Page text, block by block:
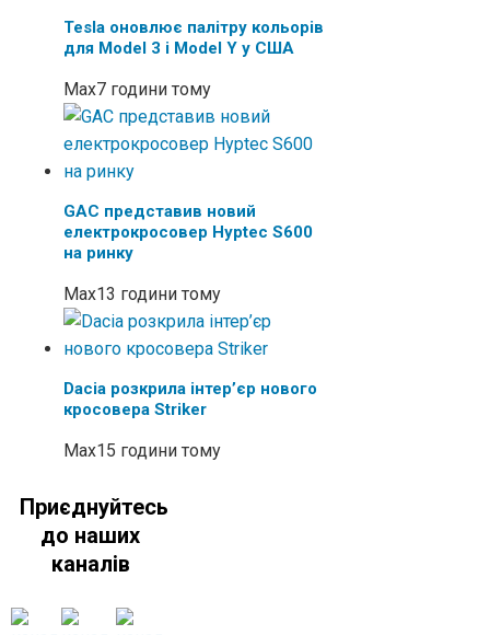
Tesla оновлює палітру кольорів
для Model 3 і Model Y у США
Max7 години тому
GAC представив новий
електрокросовер Hyptec S600
на ринку
Max13 години тому
Dacia розкрила інтер’єр нового
кросовера Striker
Max15 години тому
Приєднуйтесь
до наших
каналів